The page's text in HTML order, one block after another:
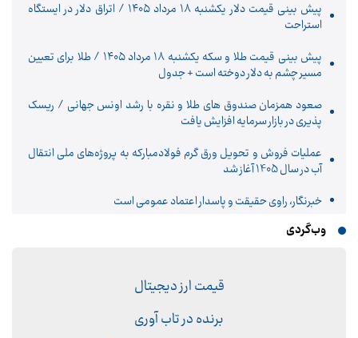
پیش ‌بینی قیمت دلار یکشنبه ۱۸ مرداد ۱۴۰۵ / اتراق دلار در ایستگاه
استراحت
پیش‌ بینی قیمت طلا و سکه یکشنبه ۱۸ مرداد ۱۴۰۵ / طلا برای تعیین
مسیر چشم به دلار دوخته است + جدول
صعود همزمان صندوق های طلا و نقره با رشد اونس جهانی / ریسک
پذیری در بازار سرمایه افزایش یافت
عملیات فروش و تحویل ورق گرم فولادمبارکه به پروژه‌های ملی انتقال
آب در سال 1405 آغاز شد
خبرنگار، راوی حقیقت و پاسدار اعتماد عمومی است
وب‌گردی
قیمت ارز دیجیتال
برنده در تاب آوری